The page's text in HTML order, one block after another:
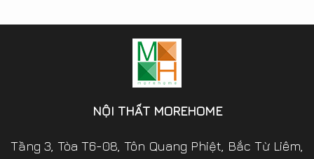
NỘI THẤT MOREHOME
Tầng 3, Tòa T6-08, Tôn Quang Phiệt, Bắc Từ Liêm,